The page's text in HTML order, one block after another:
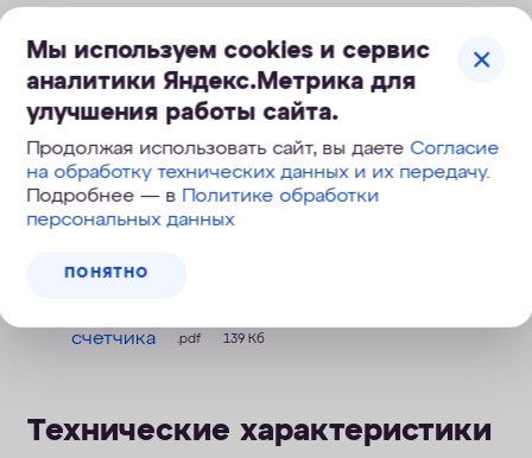
Универсальная защита
Сменные модули для разных задач
Легко поднимать и перемещать
счетчика
.pdf 139 Кб
Технические характеристики
Мы используем cookies и сервис
аналитики Яндекс.Метрика для
улучшения работы сайта.
Продолжая использовать сайт, вы даетеСогласие
на обработку технических данных и их передачу.
Подробнее — в Политике обработки
персональных данных
ПОНЯТНО